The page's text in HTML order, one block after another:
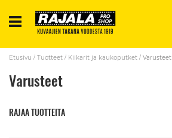
Etusivu Tuotteet Kiikarit ja kaukoputket Varusteet
Varusteet
RAJAA TUOTTEITA